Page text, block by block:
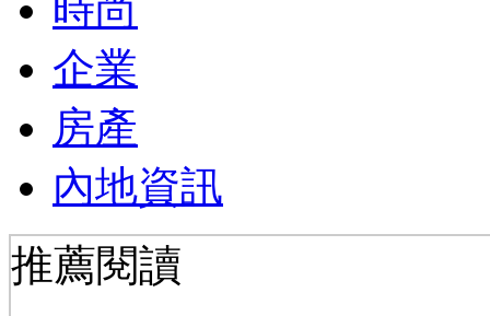
企業
房產
內地資訊
推薦閱讀